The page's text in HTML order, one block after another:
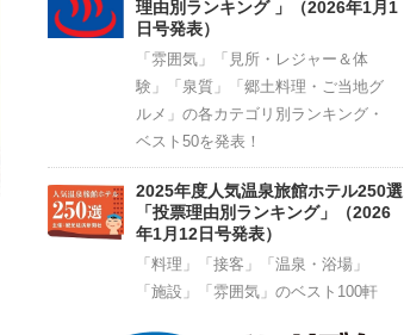
理由別ランキング 」（2026年1月1
日号発表）
「雰囲気」「見所・レジャー＆体
験」「泉質」「郷土料理・ご当地グ
ルメ」の各カテゴリ別ランキング・
ベスト50を発表！
2025年度人気温泉旅館ホテル250選
「投票理由別ランキング」（2026
年1月12日号発表）
「料理」「接客」「温泉・浴場」
「施設」「雰囲気」のベスト100軒